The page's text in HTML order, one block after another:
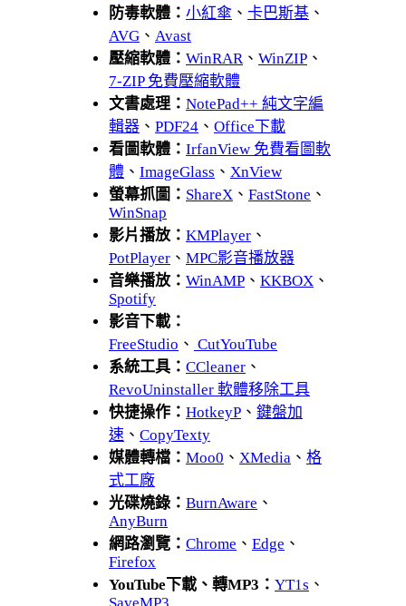
防毒軟體： 小紅傘 、 卡巴斯基 、
AVG 、 Avast
壓縮軟體： WinRAR、 WinZIP 、
7-ZIP 免費壓縮軟體
文書處理： NotePad++ 純文字編
輯器 、 PDF24 、 Office下載
看圖軟體： IrfanView 免費看圖軟
體 、 ImageGlass 、 XnView
螢幕抓圖： ShareX 、 FastStone 、
WinSnap
影片播放： KMPlayer 、
PotPlayer 、 MPC影音播放器
音樂播放： WinAMP 、 KKBOX 、
Spotify
影音下載：
FreeStudio 、 CutYouTube
系統工具： CCleaner 、
RevoUninstaller 軟體移除工具
快捷操作： HotkeyP 、 鍵盤加
速 、 CopyTexty
媒體轉檔： Moo0 、 XMedia 、 格
式工廠
光碟燒錄： BurnAware 、
AnyBurn
網路瀏覽： Chrome 、 Edge 、
Firefox
YouTube下載、轉MP3： YT1s 、